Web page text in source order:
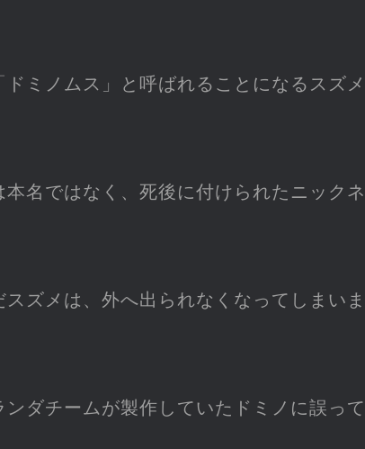
ミノムス」と呼ばれることになるスズメ
本名ではなく、死後に付けられたニックネ
ズメは、外へ出られなくなってしまいま
ンダチームが製作していたドミノに誤って